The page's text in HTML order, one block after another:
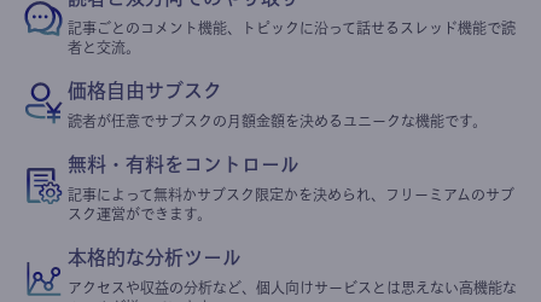
記事ごとのコメント機能、トピックに沿って話せるスレッド機能で読
者と交流。
価格自由サブスク
読者が任意でサブスクの月額金額を決めるユニークな機能です。
無料・有料をコントロール
記事によって無料かサブスク限定かを決められ、フリーミアムのサブ
スク運営ができます。
本格的な分析ツール
アクセスや収益の分析など、個人向けサービスとは思えない高機能な